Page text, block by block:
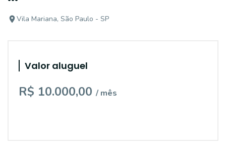
Vila Mariana, São Paulo - SP
Valor aluguel
R$ 10.000,00 / mês